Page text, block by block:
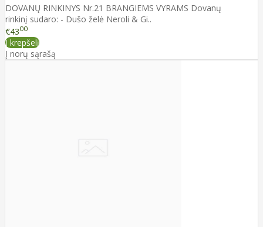
DOVANŲ RINKINYS Nr.21 BRANGIEMS VYRAMS Dovanų
rinkinį sudaro: - Dušo želė Neroli & Gi..
€4300
Į krepšelį
Į norų sąrašą